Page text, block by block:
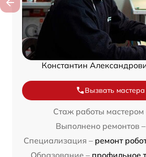
Константин
Вызвать мастера
Стаж работы мастером
Выполнено ремонтов –
Специализация – ремонт
Образование – профильное